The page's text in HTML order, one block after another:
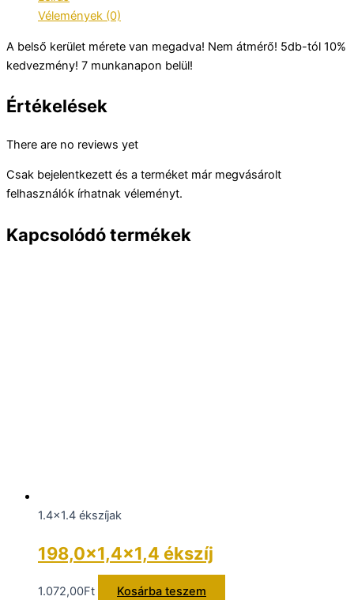
Vélemények (0)
A belső kerület mérete van megadva! Nem átmérő! 5db-tól 10%
kedvezmény! 7 munkanapon belül!
Értékelések
There are no reviews yet
Csak bejelentkezett és a terméket már megvásárolt
felhasználók írhatnak véleményt.
Kapcsolódó termékek
1.4x1.4 ékszíjak
198,0×1,4×1,4 ékszíj
1.072,00Ft Kosárba teszem